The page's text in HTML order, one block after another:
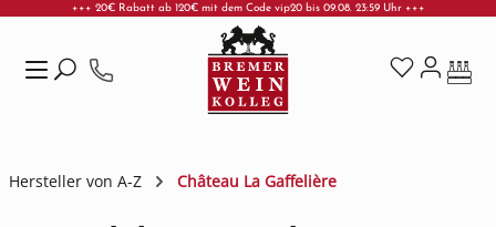
+++ 20€ Rabatt ab 120€ mit dem Code vip20 bis 09.08. 23:59 Uhr +++
Hersteller von A-Z Château La Gaffelière